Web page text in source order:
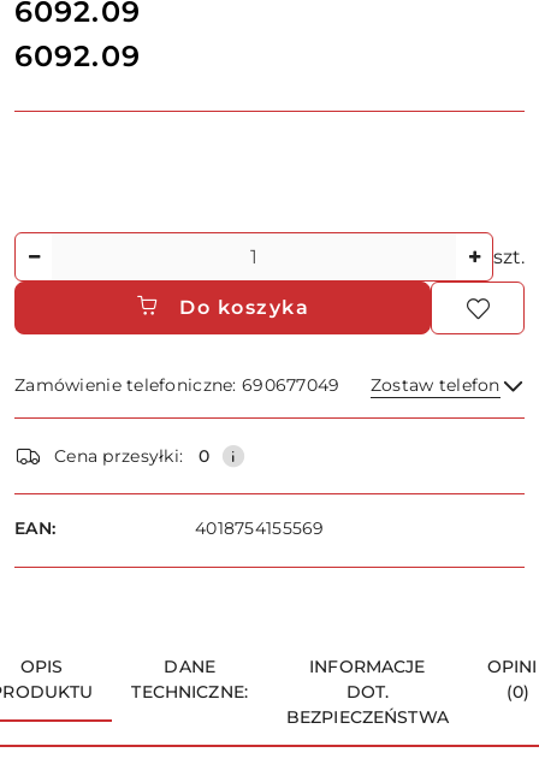
cena:
6092.09
Cena:
6092.09
Ilość szt.
Do koszyka
Zamówienie telefoniczne: 690677049 Zostaw telefon
Wyślij
i
dostawa
Cena przesyłki: 0
EAN: 4018754155569
OPIS
DANE
TECHNICZNE:
INFORMACJE
DOT.
BEZPIECZEŃSTWA
(0)